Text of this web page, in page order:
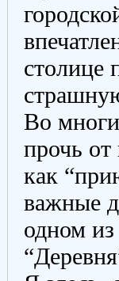
столице
Во
прочь
как
важные
одном из